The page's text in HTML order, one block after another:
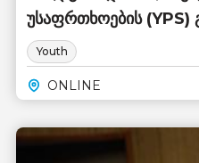
უსაფრთხოების (YPS)
Youth
ONLINE